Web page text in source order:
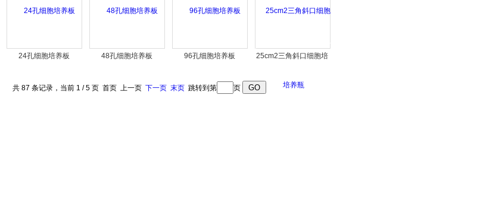
24孔细胞培养板 48孔细胞培养板 96孔细胞培养板
25cm2三角斜口细胞培
共 87 条记录，当前 1 / 5 页 首页 上一页 下一页 末页 跳转到第 页